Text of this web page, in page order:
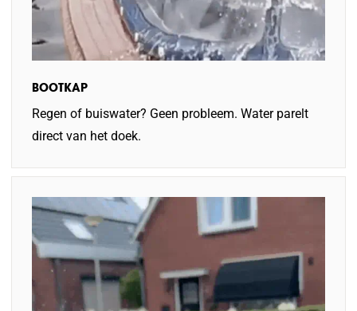
BOOTKAP
Regen of buiswater? Geen probleem. Water parelt
direct van het doek.